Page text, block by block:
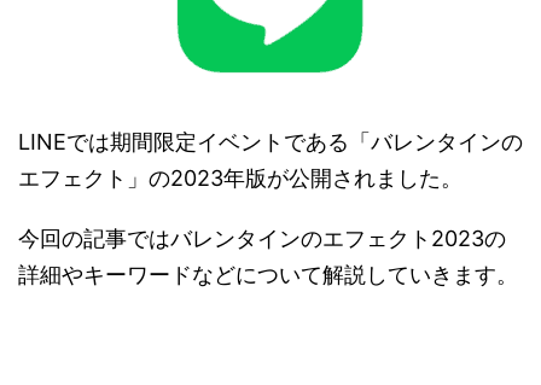
LINEでは期間限定イベントである「バレンタインの
エフェクト」の2023年版が公開されました。
今回の記事ではバレンタインのエフェクト2023の
詳細やキーワードなどについて解説していきます。